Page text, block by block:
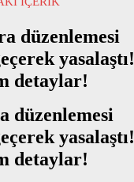
düzenlemesi
yasalaştı!
detaylar!